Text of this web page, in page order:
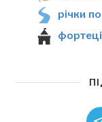
річки